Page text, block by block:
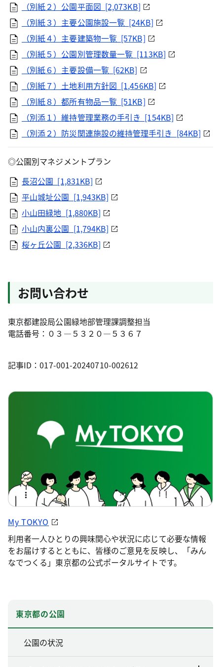
（別紙２）公園平面図 [2,073KB]
（別紙３）主要公園施設一覧 [24KB]
（別紙４）主要建築物一覧 [57KB]
（別紙５）公園別管理数量一覧 [113KB]
（別紙６）主要設備一覧 [62KB]
（別紙７）土地利用方針図 [1,456KB]
（別紙８）都所有物品一覧 [51KB]
（別添１）維持管理業務の手引き [154KB]
（別添２）防災関連施設の維持管理手引き [84KB]
◎公園別マネジメントプラン
長沼公園 [1,831KB]
平山城址公園 [1,943KB]
小山田緑地 [1,880KB]
小山内裏公園 [1,794KB]
桜ヶ丘公園 [2,336KB]
お問い合わせ
東京都建設局公園緑地部管理課調整担当
電話番号：０３―５３２０―５３６７
記事ID：017-001-20240710-002612
My TOKYO
利用者一人ひとりの興味関心や状況に応じて必要な情報
をお届けするとともに、皆様のご意見を反映し、「みん
なでつくる」東京都の公式ポータルサイトです。
東京都の公園
公園の状況